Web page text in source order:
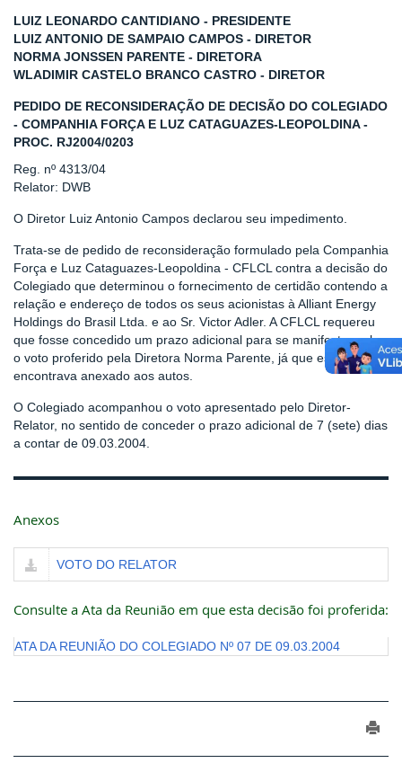
LUIZ LEONARDO CANTIDIANO - PRESIDENTE
LUIZ ANTONIO DE SAMPAIO CAMPOS - DIRETOR
NORMA JONSSEN PARENTE - DIRETORA
WLADIMIR CASTELO BRANCO CASTRO - DIRETOR
PEDIDO DE RECONSIDERAÇÃO DE DECISÃO DO COLEGIADO
- COMPANHIA FORÇA E LUZ CATAGUAZES-LEOPOLDINA -
PROC. RJ2004/0203
Reg. nº 4313/04
Relator: DWB
O Diretor Luiz Antonio Campos declarou seu impedimento.
Trata-se de pedido de reconsideração formulado pela Companhia
Força e Luz Cataguazes-Leopoldina - CFLCL contra a decisão do
Colegiado que determinou o fornecimento de certidão contendo a
relação e endereço de todos os seus acionistas à Alliant Energy
Holdings do Brasil Ltda. e ao Sr. Victor Adler. A CFLCL requereu
que fosse concedido um prazo adicional para se manifestar sobre
o voto proferido pela Diretora Norma Parente, já que esse não se
encontrava anexado aos autos.
O Colegiado acompanhou o voto apresentado pelo Diretor-
Relator, no sentido de conceder o prazo adicional de 7 (sete) dias
a contar de 09.03.2004.
Anexos
VOTO DO RELATOR
Consulte a Ata da Reunião em que esta decisão foi proferida:
ATA DA REUNIÃO DO COLEGIADO Nº 07 DE 09.03.2004